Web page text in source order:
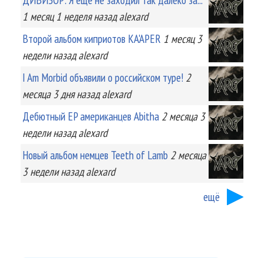
1 месяц 1 неделяназад alexard
Второй альбом киприотов KA'APER 1 месяц 3
неделиназад alexard
I Am Morbid объявили о российском туре! 2
месяца 3 дняназад alexard
Дебютный EP американцев Abitha 2 месяца 3
неделиназад alexard
Новый альбом немцев Teeth of Lamb 2 месяца
3 неделиназад alexard
ещё